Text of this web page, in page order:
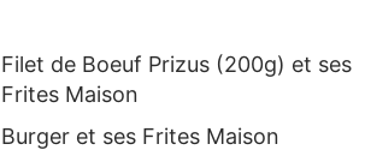
Filet de Boeuf Prizus (200g) et ses
Frites Maison
Burger et ses Frites Maison